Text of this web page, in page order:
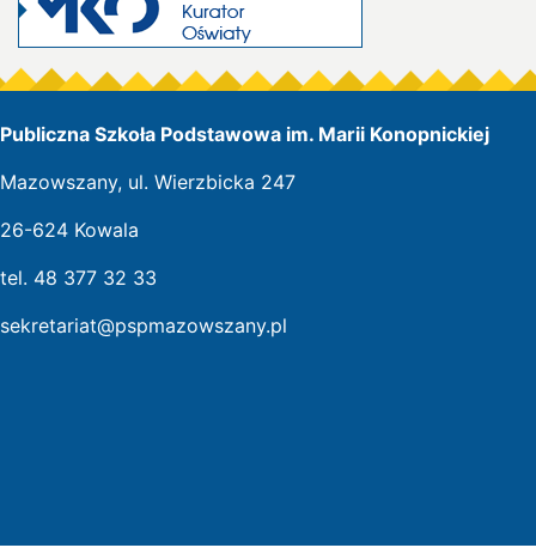
Publiczna Szkoła Podstawowa im. Marii Konopnickiej
Mazowszany, ul. Wierzbicka 247
26-624 Kowala
tel. 48 377 32 33
sekretariat@pspmazowszany.pl